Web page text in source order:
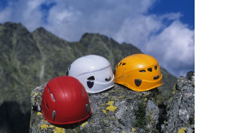
Jump to navigation